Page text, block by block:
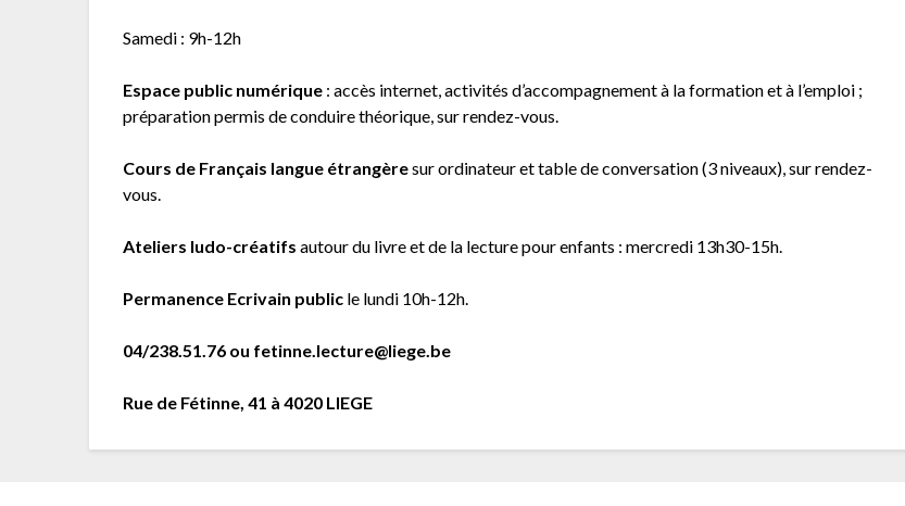
Samedi : 9h-12h
Espace public numérique : accès internet, activités d’accompagnement à la formation et à l’emploi ;
préparation permis de conduire théorique, sur rendez-vous.
Cours de Français langue étrangèresur ordinateur et table de conversation (3 niveaux), sur rendez-
vous.
Ateliers ludo-créatifs autour du livre et de la lecture pour enfants : mercredi 13h30-15h.
Permanence Ecrivain public le lundi 10h-12h.
04/238.51.76 ou fetinne.lecture@liege.be
Rue de Fétinne, 41 à 4020 LIEGE